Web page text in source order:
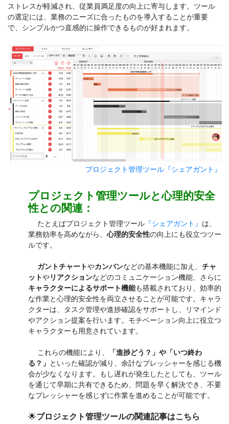
ストレスが軽減され、従業員満足度の向上に寄与します。ツール
の選定には、業務のニーズに合ったものを導入することが重要
で、シンプルかつ直感的に操作できるものが好まれます。
プロジェクト管理ツール『シェアガント』
プロジェクト管理ツールと心理的安全
性との関連：
たとえばプロジェクト管理ツール 『シェアガント』 は、
業務効率を高めながら、 心理的安全性の向上にも役立つツー
ルです。
ガントチャートやカンバンなどの基本機能に加え、チャ
ットやリアクションなどのコミュニケーション機能、さらに
キャラクターによるサポート機能も搭載されており、効率的
な作業と心理的安全性を両立させることが可能です。キャラ
クターは、タスク管理や進捗確認をサポートし、リマインド
やアクション提案を行います。モチベーション向上に役立つ
キャラクターも用意されています。
これらの機能により、
「進捗どう？」や「いつ終わ
る？」 といった確認が減り、余計なプレッシャーを感じる機
会が少なくなります。もし遅れが発生したとしても、ツール
を通じて早期に共有できるため、問題を早く解決でき、不要
なプレッシャーを感じずに作業を進めることが可能です。
🌟プロジェクト管理ツールの関連記事はこちら